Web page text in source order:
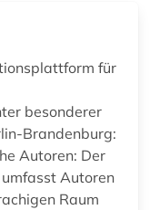
für
besonderer
Brandenburg:
Autoren: Der
Autoren
Raum